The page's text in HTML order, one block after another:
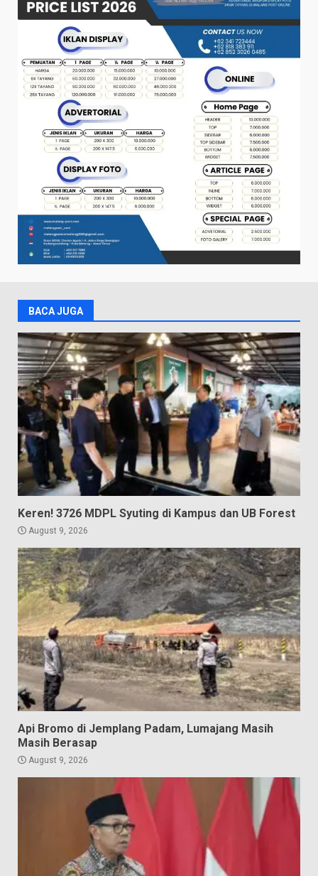
BACA JUGA
Keren! 3726 MDPL Syuting di Kampus dan UB Forest
August 9, 2026
Api Bromo di Jemplang Padam, Lumajang Masih
Masih Berasap
August 9, 2026